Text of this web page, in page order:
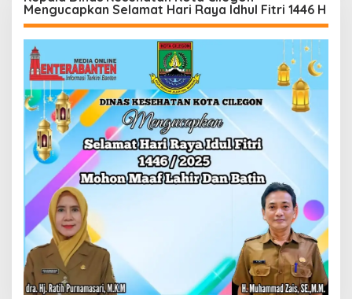
Mengucapkan Selamat Hari Raya Idhul Fitri 1446 H